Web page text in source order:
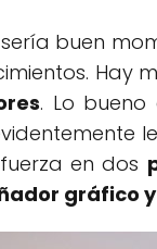
buen
Hay
. Lo bueno
en dos
gráfico